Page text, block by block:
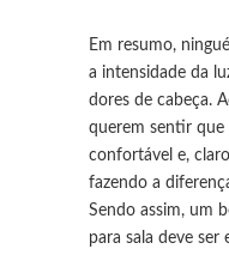
Em resumo,
a intensidade da
dores de cabeça.
querem sentir que
confortável e,
fazendo a
Sendo assim, um
para sala deve ser